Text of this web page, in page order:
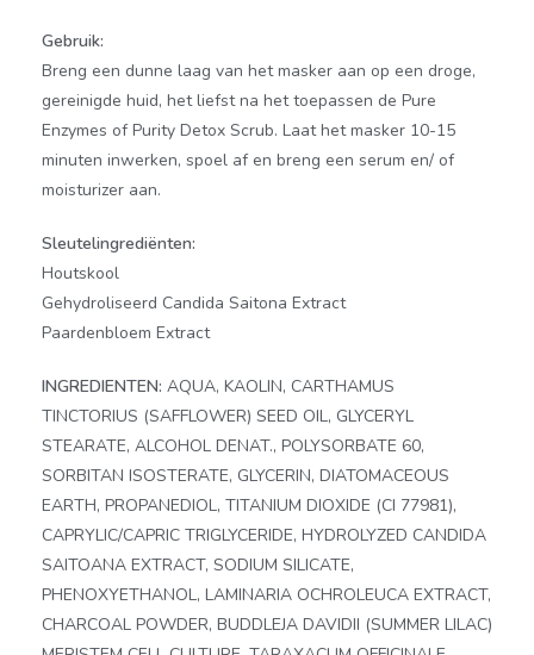
Gebruik:
Breng een dunne laag van het masker aan op een droge,
gereinigde huid, het liefst na het toepassen de Pure
Enzymes of Purity Detox Scrub. Laat het masker 10-15
minuten inwerken, spoel af en breng een serum en/ of
moisturizer aan.
Sleutelingrediënten:
Houtskool
Gehydroliseerd Candida Saitona Extract
Paardenbloem Extract
INGREDIENTEN: AQUA, KAOLIN, CARTHAMUS
TINCTORIUS (SAFFLOWER) SEED OIL, GLYCERYL
STEARATE, ALCOHOL DENAT., POLYSORBATE 60,
SORBITAN ISOSTERATE, GLYCERIN, DIATOMACEOUS
EARTH, PROPANEDIOL, TITANIUM DIOXIDE (CI 77981),
CAPRYLIC/CAPRIC TRIGLYCERIDE, HYDROLYZED CANDIDA
SAITOANA EXTRACT, SODIUM SILICATE,
PHENOXYETHANOL, LAMINARIA OCHROLEUCA EXTRACT,
CHARCOAL POWDER, BUDDLEJA DAVIDII (SUMMER LILAC)